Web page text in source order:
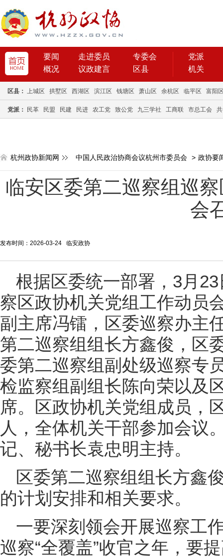
要闻 走进委员
专委会
概况
议政建言 区县
党派
机关
区县： 上城区 拱墅区 西湖区 滨江区 钱塘区 萧山区 余杭区 临平区 富阳
党派： 民革 民盟 民建 民进 农工党 致公党 九三学社 工商联 市总工会
杭州政协新闻网 中国人民政治协商会议杭州市委员会 > 政协要
临安区委第二巡察组巡
会
发布时间：2026-03-24 临安政协
根据区委统一部署，3月
察区政协机关党组工作动员
副主席冯镭，区委巡察办主
第二巡察组组长方鑫俊，区
委第二巡察组副处级巡察专
检监察组副组长陈向荣以及
席。区政协机关党组成员，
人，全体机关干部参加会议
记、秘书长袁忠明主持。
区委第二巡察组组长方鑫
的计划安排和相关要求。
一要深刻领会开展巡察工
巡察“全覆盖”收官之年，要